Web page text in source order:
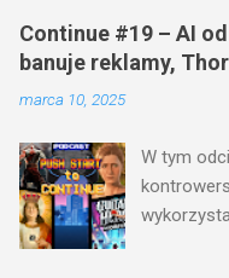
Continue #19 – AI
banuje reklamy,
marca 10, 2025
W tym
zakazuje